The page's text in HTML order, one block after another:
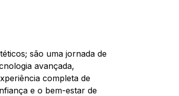
são uma jornada de
avançada,
completa de
e o bem-estar de